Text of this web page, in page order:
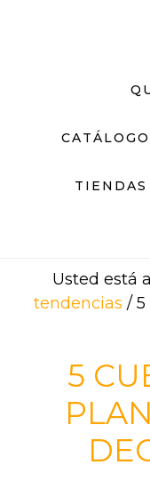
Usted está
tendencias /5
5